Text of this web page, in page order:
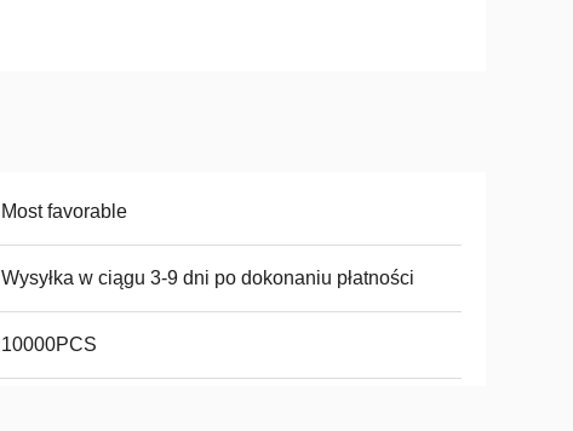
Most favorable
Wysyłka w ciągu 3-9 dni po dokonaniu płatności
10000PCS